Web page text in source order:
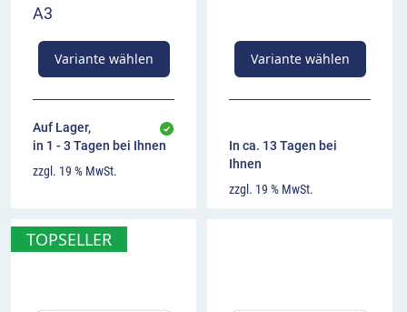
A3
Variante wählen
Auf Lager,
in 1 - 3 Tagen bei Ihnen
zzgl. 19 % MwSt.
Variante wählen
In ca. 13 Tagen bei
Ihnen
zzgl. 19 % MwSt.
TOPSELLER